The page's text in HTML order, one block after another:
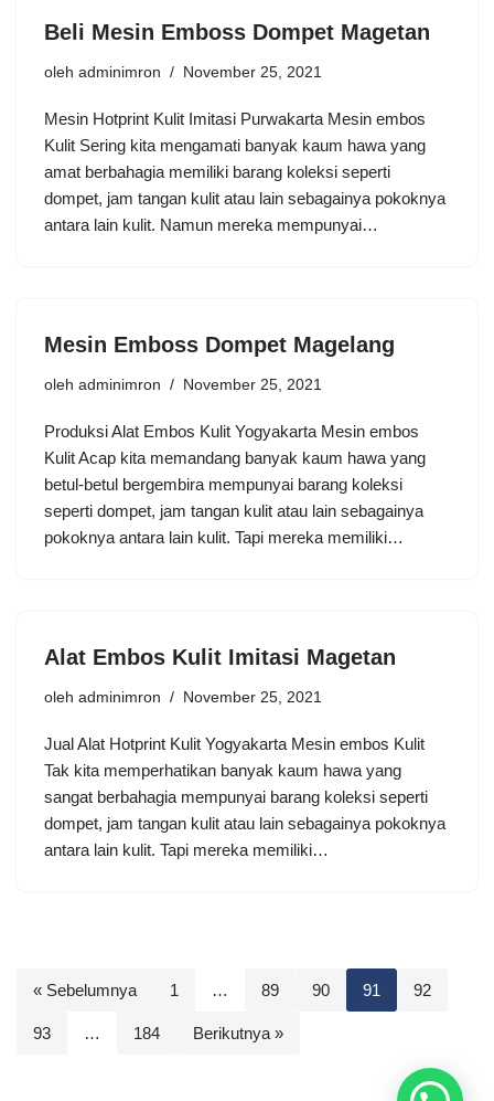
Beli Mesin Emboss Dompet Magetan
oleh adminimron November 25, 2021
Mesin Hotprint Kulit Imitasi Purwakarta Mesin embos
Kulit Sering kita mengamati banyak kaum hawa yang
amat berbahagia memiliki barang koleksi seperti
dompet, jam tangan kulit atau lain sebagainya pokoknya
antara lain kulit. Namun mereka mempunyai…
Mesin Emboss Dompet Magelang
oleh adminimron November 25, 2021
Produksi Alat Embos Kulit Yogyakarta Mesin embos
Kulit Acap kita memandang banyak kaum hawa yang
betul-betul bergembira mempunyai barang koleksi
seperti dompet, jam tangan kulit atau lain sebagainya
pokoknya antara lain kulit. Tapi mereka memiliki…
Alat Embos Kulit Imitasi Magetan
oleh adminimron November 25, 2021
Jual Alat Hotprint Kulit Yogyakarta Mesin embos Kulit
Tak kita memperhatikan banyak kaum hawa yang
sangat berbahagia mempunyai barang koleksi seperti
dompet, jam tangan kulit atau lain sebagainya pokoknya
antara lain kulit. Tapi mereka memiliki…
« Sebelumnya 1 … 89 90 91 92
93 … 184 Berikutnya »